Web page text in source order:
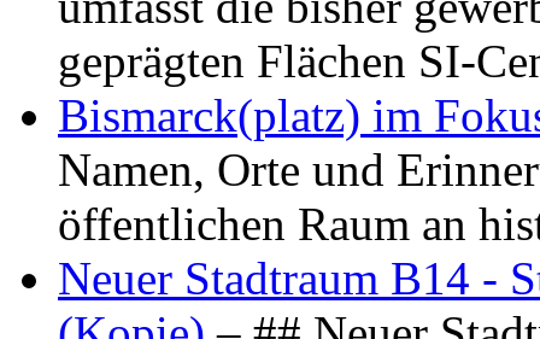
geprägten Flächen SI-
Bismarck(platz) im
Namen, Orte und
öffentlichen Raum an
Neuer Stadtraum B14 -